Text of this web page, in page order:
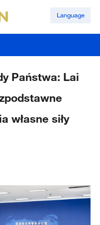
Language
Państwa: Lai
własne siły